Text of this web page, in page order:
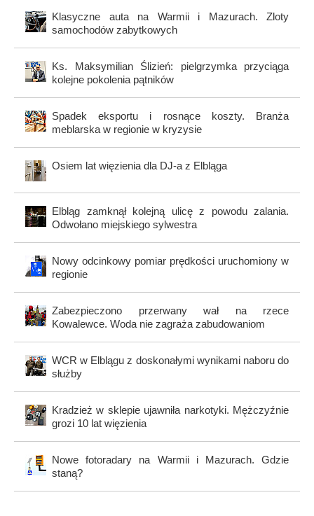
Klasyczne auta na Warmii i Mazurach. Zloty
samochodów zabytkowych
Ks. Maksymilian Ślizień: pielgrzymka przyciąga
kolejne pokolenia pątników
Spadek eksportu i rosnące koszty. Branża
meblarska w regionie w kryzysie
Osiem lat więzienia dla DJ-a z Elbląga
Elbląg zamknął kolejną ulicę z powodu zalania.
Odwołano miejskiego sylwestra
Nowy odcinkowy pomiar prędkości uruchomiony w
regionie
Zabezpieczono przerwany wał na rzece
Kowalewce. Woda nie zagraża zabudowaniom
WCR w Elblągu z doskonałymi wynikami naboru do
służby
Kradzież w sklepie ujawniła narkotyki. Mężczyźnie
grozi 10 lat więzienia
Nowe fotoradary na Warmii i Mazurach. Gdzie
staną?